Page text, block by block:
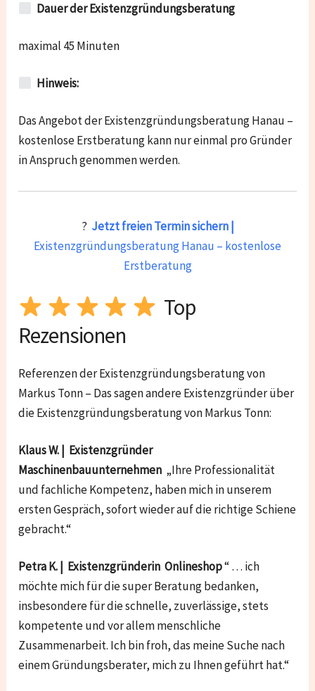
Dauer der Existenzgründungsberatung
maximal 45 Minuten
Hinweis:
Das Angebot der Existenzgründungsberatung Hanau –
kostenlose Erstberatung kann nur einmal pro Gründer
in Anspruch genommen werden.
? Jetzt freien Termin sichern |
Existenzgründungsberatung Hanau – kostenlose
Erstberatung
Top
Rezensionen
Referenzen der Existenzgründungsberatung von
Markus Tonn – Das sagen andere Existenzgründer über
die Existenzgründungsberatung von Markus Tonn:
Klaus W. | Existenzgründer
Maschinenbauunternehmen „Ihre Professionalität
und fachliche Kompetenz, haben mich in unserem
ersten Gespräch, sofort wieder auf die richtige Schiene
gebracht.“
Petra K. | Existenzgründerin Onlineshop“ … ich
möchte mich für die super Beratung bedanken,
insbesondere für die schnelle, zuverlässige, stets
kompetente und vor allem menschliche
Zusammenarbeit. Ich bin froh, das meine Suche nach
einem Gründungsberater, mich zu Ihnen geführt hat.“